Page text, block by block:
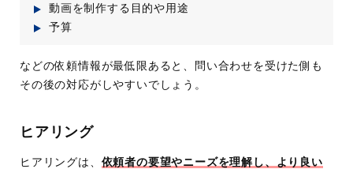
動画を制作する目的や用途
予算
などの依頼情報が最低限あると、問い合わせを受けた側も
その後の対応がしやすいでしょう。
ヒアリング
ヒアリングは、 依頼者の要望やニーズを理解し、より良い